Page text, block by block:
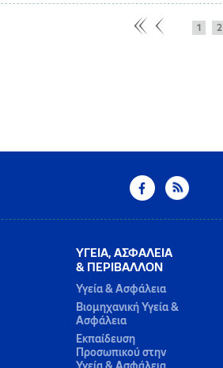
1 2
ΥΓΕΙΑ, ΑΣΦΑΛΕΙΑ
& ΠΕΡΙΒΑΛΛΟΝ
Υγεία & Ασφάλεια
Βιομηχανική Υγεία &
Ασφάλεια
Εκπαίδευση
Προσωπικού στην